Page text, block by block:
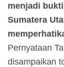
menjadi
Sumatera
Pernyataan
disampaikan